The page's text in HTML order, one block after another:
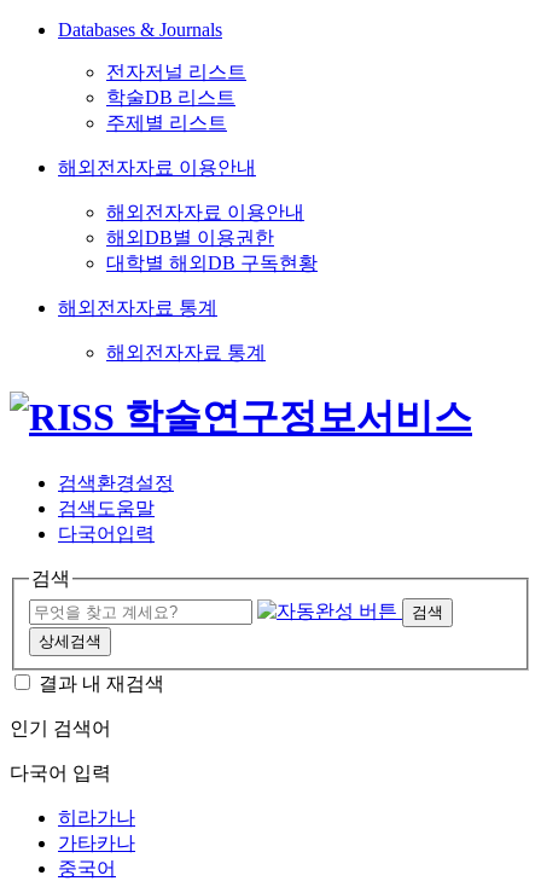
Databases & Journals
전자저널 리스트
학술DB 리스트
주제별 리스트
해외전자자료 이용안내
해외전자자료 이용안내
해외DB별 이용권한
대학별 해외DB 구독현황
해외전자자료 통계
해외전자자료 통계
검색환경설정
검색도움말
다국어입력
검색
검색
상세검색
결과 내 재검색
인기 검색어
다국어 입력
히라가나
가타카나
중국어